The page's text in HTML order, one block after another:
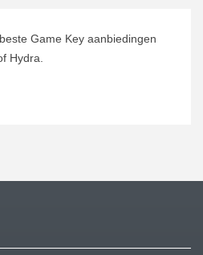
Game Key aanbiedingen
Hydra.